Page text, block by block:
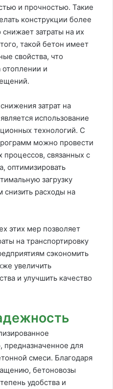
и прочностью. Такие
конструкции более
затраты на их
такой бетон имеет
свойства, что
отоплении и
затрат на
использование
технологий. С
можно провести
процессов, связанных с
оптимизировать
загрузку
расходы на
этих мер позволяет
на транспортировку
сэкономить
увеличить
и улучшить качество
предназначенное для
смеси. Благодаря
бетоновозы
удобства и